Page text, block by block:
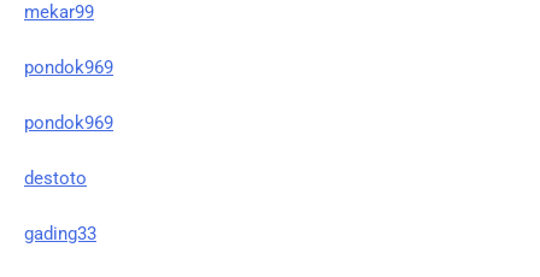
mekar99
pondok969
pondok969
destoto
gading33